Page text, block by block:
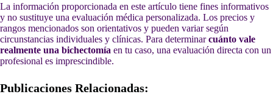
La información proporcionada en este artículo tiene fines informativos
y no sustituye una evaluación médica personalizada. Los precios y
rangos mencionados son orientativos y pueden variar según
circunstancias individuales y clínicas. Para determinarcuánto vale
realmente una bichectomía en tu caso, una evaluación directa con un
profesional es imprescindible.
Publicaciones Relacionadas: